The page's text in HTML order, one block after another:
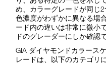
め、カラーグレードが同じ
色濃度がわずかに異なる場
ード内の違いは非常に微小
ドのグレーダーにしか確認
GIA ダイヤモンドカラース
レードは、以下のカテゴリ